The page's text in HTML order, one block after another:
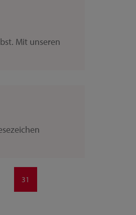
Mit unseren
31